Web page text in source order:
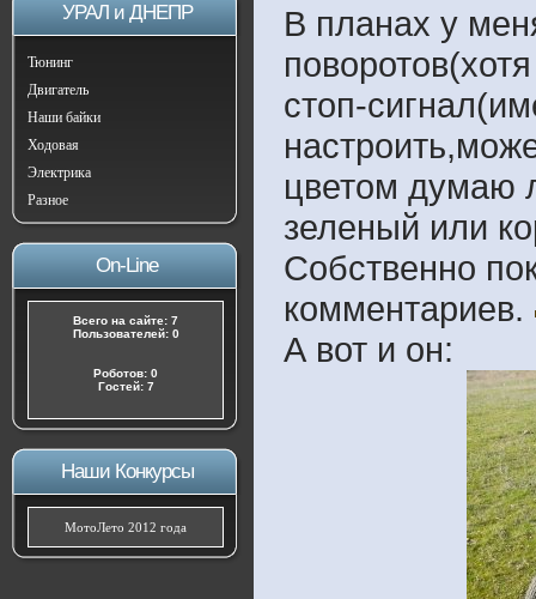
УРАЛ и ДНЕПР
Тюнинг
Двигатель
Наши байки
Ходовая
Электрика
Разное
On-Line
Всего на сайте: 7
Пользователей: 0
Роботов: 0
Гостей: 7
Наши Конкурсы
МотоЛето 2012 года
В планах у
стоп-
цветом думаю
зеленый или
Собственно
комментариев.
А вот и он: